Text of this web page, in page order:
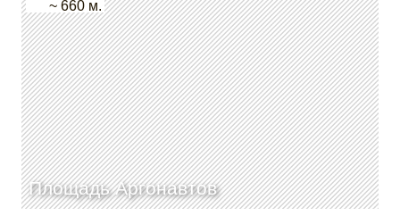
Площадь Аргонавтов
~ 660 м.